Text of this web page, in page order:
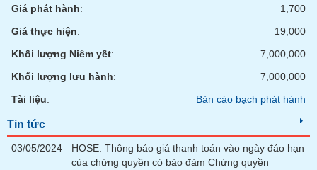
Giá phát hành:
1,700
Giá thực hiện:
19,000
Khối lượng Niêm yết:
7,000,000
Khối lượng lưu hành:
7,000,000
Tài liệu: Bản cáo bạch phát hành
Tin tức
03/05/2024
HOSE: Thông báo giá thanh toán vào ngày đáo hạn
của chứng quyền có bảo đảm Chứng quyền
Thuật
(-)
Dịch
(-)
Đào